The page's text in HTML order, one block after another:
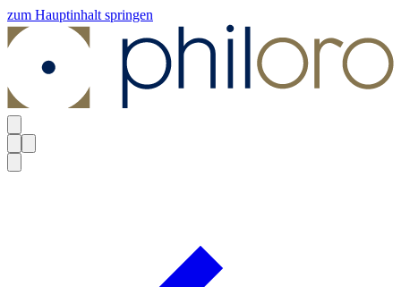
zum Hauptinhalt springen